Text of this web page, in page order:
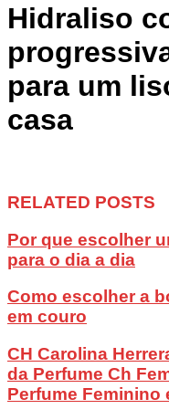
Hidraliso
para um
casa
RELATED POSTS
Por que escolher
para o dia a dia
Como escolher a
em couro
CH Carolina
da Perfume Ch
Perfume Feminino